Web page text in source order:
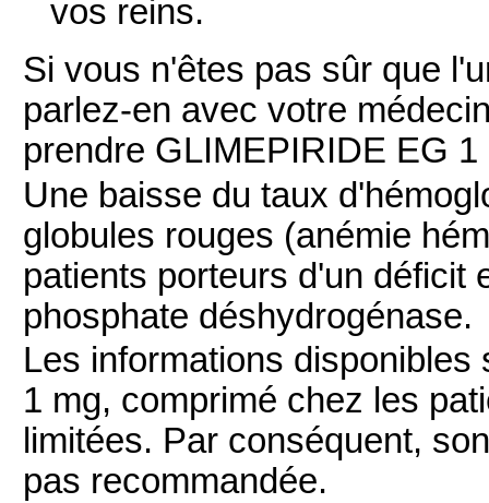
vos reins.
Si vous n'êtes pas sûr que
parlez-en avec votre
prendre GLIMEPIRIDE EG
Une baisse du taux
globules rouges (anémie
patients porteurs d'un déficit
phosphate déshydrogénase.
Les informations
1 mg, comprimé chez les
limitées. Par conséquent,
pas recommandée.